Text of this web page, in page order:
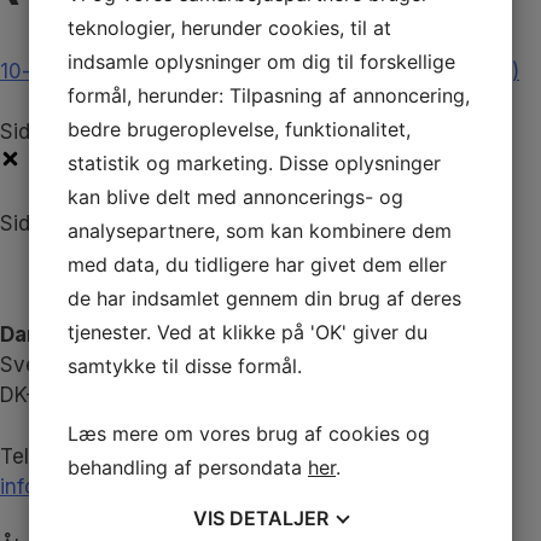
10-fortegnelse-risikoanalyse-og-kontroller-140420 (1)
Sidebar
Sidebar
Danske Fodterapeuter
Svend Aukens Plads 11, 2. sal
DK-2300 København S
Telefon
+45 43 20 51 20
info@fodterapeut.dk
teknologier, herunder cookies, til at
indsamle oplysninger om dig til forskellige
formål, herunder: Tilpasning af annoncering,
bedre brugeroplevelse, funktionalitet,
statistik og marketing. Disse oplysninger
kan blive delt med annoncerings- og
analysepartnere, som kan kombinere dem
med data, du tidligere har givet dem eller
de har indsamlet gennem din brug af deres
tjenester. Ved at klikke på 'OK' giver du
samtykke til disse formål.
Læs mere om vores brug af cookies og
behandling af persondata her.
VIS DETALJER